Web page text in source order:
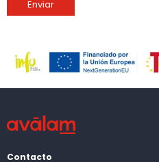
Enviar
Contacto